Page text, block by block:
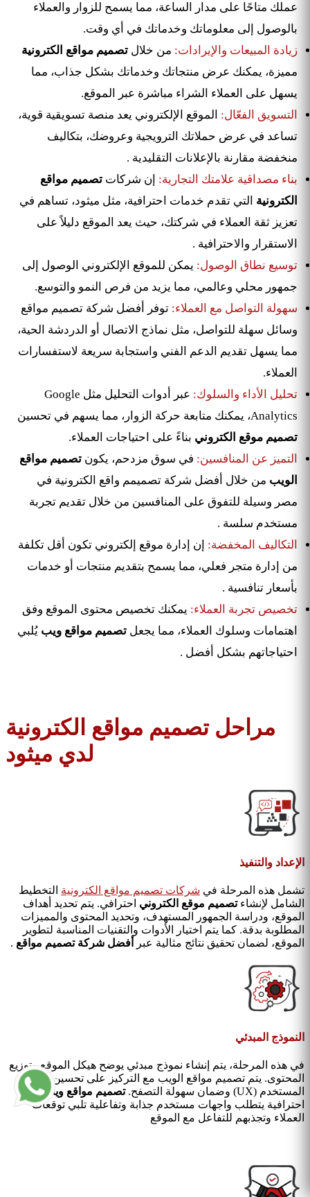
عملك متاحًا على مدار الساعة، مما يسمح للزوار والعملاء
بالوصول إلى معلوماتك وخدماتك في أي وقت.
زيادة المبيعات والإيرادات: من خلال تصميم مواقع الكترونية
مميزة، يمكنك عرض منتجاتك وخدماتك بشكل جذاب، مما
يسهل على العملاء الشراء مباشرة عبر الموقع.
التسويق الفعّال: الموقع الإلكتروني يعد منصة تسويقية قوية،
تساعد في عرض حملاتك الترويجية وعروضك، بتكاليف
منخفضة مقارنة بالإعلانات التقليدية .
بناء مصداقية علامتك التجارية: إن شركات تصميم مواقع
الكترونية التي تقدم خدمات احترافية، مثل ميثود، تساهم في
تعزيز ثقة العملاء في شركتك، حيث يعد الموقع دليلاً على
الاستقرار والاحترافية .
توسيع نطاق الوصول: يمكن للموقع الإلكتروني الوصول إلى
جمهور محلي وعالمي، مما يزيد من فرص النمو والتوسع.
سهولة التواصل مع العملاء: توفر أفضل شركة تصميم مواقع
وسائل سهلة للتواصل، مثل نماذج الاتصال أو الدردشة الحية،
مما يسهل تقديم الدعم الفني واستجابة سريعة لاستفسارات
العملاء.
تحليل الأداء والسلوك:
عبر أدوات التحليل مثل Google
Analytics، يمكنك متابعة حركة الزوار، مما يسهم في تحسين
تصميم موقع الكتروني بناءً على احتياجات العملاء.
التميز عن المنافسين: في سوق مزدحم، يكون تصميم مواقع
الويب من خلال أفضل شركة تصميمم واقع الكترونية في
مصر وسيلة للتفوق على المنافسين من خلال تقديم تجربة
مستخدم سلسة .
التكاليف المخفضة: إن إدارة موقع إلكتروني تكون أقل تكلفة
من إدارة متجر فعلي، مما يسمح بتقديم منتجات أو خدمات
بأسعار تنافسية .
تخصيص تجربة العملاء: يمكنك تخصيص محتوى الموقع وفق
اهتمامات وسلوك العملاء، مما يجعل تصميم مواقع ويب يُلبي
احتياجاتهم بشكل أفضل .
مراحل تصميم مواقع الكترونية
لدي ميثود
الإعداد والتنفيذ
تشمل هذه المرحلة في شركات تصميم مواقع الكترونية التخطيط
الشامل لإنشاءتصميم موقع الكتروني احترافي. يتم تحديد أهداف
الموقع، ودراسة الجمهور المستهدف، وتحديد المحتوى والمميزات
المطلوبة بدقة. كما يتم اختيار الأدوات والتقنيات المناسبة لتطوير
الموقع، لضمان تحقيق نتائج مثالية عبر
أفضل شركة تصميم مواقع .
النموذج المبدئي
في هذه المرحلة، يتم إنشاء نموذج مبدئي يوضح هيكل الموقع وتوزيع
المحتوى. يتم تصميم مواقع الويب مع التركيز على تحسين تجربة
المستخدم (UX) وضمان سهولة التصفح.
تصميم مواقع ويب
احترافية يتطلب واجهات مستخدم جذابة وتفاعلية تلبي توقعات
العملاء وتجذبهم للتفاعل مع الموقع